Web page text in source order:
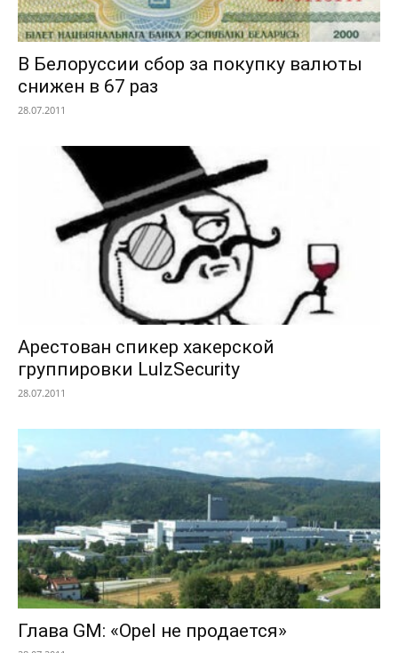
В Белоруссии сбор за покупку валюты
снижен в 67 раз
28.07.2011
Арестован спикер хакерской
группировки LulzSecurity
28.07.2011
Глава GM: «Opel не продается»